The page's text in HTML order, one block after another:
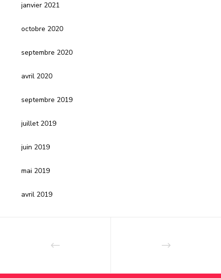
janvier 2021
octobre 2020
septembre 2020
avril 2020
septembre 2019
juillet 2019
juin 2019
mai 2019
avril 2019